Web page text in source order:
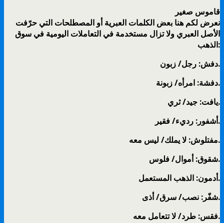
قاموس صغير
نعرض لكم هنا بعض الكلمات العبرية أو المصطلحات التي حرّفت
الأصل العبري ولا تزال مستخدمة في التعاملات اليومية في سوق
الذهب:
دفش: رجل/ زبون.
دفشة: امرأه/ زبونة.
يافت: جيد/ ثري.
أشفور: رديء/ فقير.
مفتلوش: لا يملك/ ليس معه.
شقوق: أموال/ فلوس.
أدمون: الذهب المستعمل.
شفّر: نصب/ سرق/ أذى.
فقس: طرد/ لا تتعامل معه.